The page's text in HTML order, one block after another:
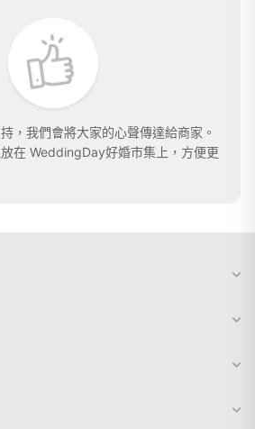
，我們會將大家的心聲傳達給商家。
在 WeddingDay好婚市集上，方便更